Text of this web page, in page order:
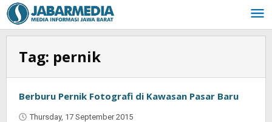
Skip
to
content
Tag: pernik
Berburu Pernik Fotografi di Kawasan Pasar Baru
Thursday, 17 September 2015